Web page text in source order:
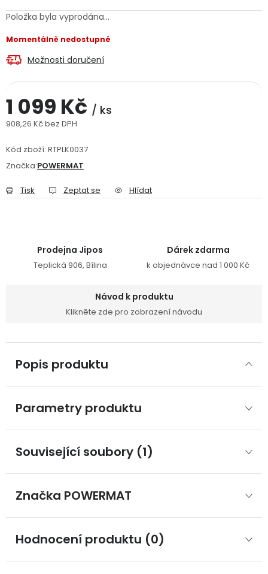
Velkoobchodní spolupráce (B2B)
Servis nářadí Hodnocení obchodu
Doprava a platba
Reklamační formulář
Obchodní podmínky Reklamační řád
Položka byla vyprodána…
Momentálně nedostupné
Možnosti doručení
1 099 Kč / ks
908,26 Kč bez DPH
Kód zboží: RTPLK0037
Značka:POWERMAT
Tisk Zeptat se Hlídat
Prodejna Jipos
Teplická 906, Bílina
Dárek zdarma
k objednávce nad 1 000 Kč
Návod k produktu
Klikněte zde pro zobrazení návodu
Popis produktu
Parametry produktu
Související soubory (1)
Značka POWERMAT
Hodnocení produktu (0)